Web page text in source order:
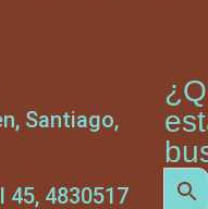
Santiago,
45, 4830517